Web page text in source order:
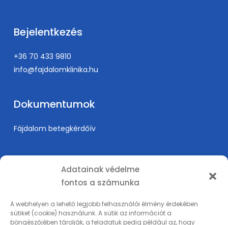
Adatainak védelme
fontos a számunka
A webhelyen a lehető legjobb felhasználói élmény érdekében
sütiket (cookie) használunk. A sütik az információt a
böngészőjében tárolják, a feladatuk pedig például az, hogy
Bejelentkezés
+36 70 433 9810
info@fajdalomklinika.hu
Dokumentumok
Fájdalom betegkérdőív
Információk
Karrier
Orvosképzés